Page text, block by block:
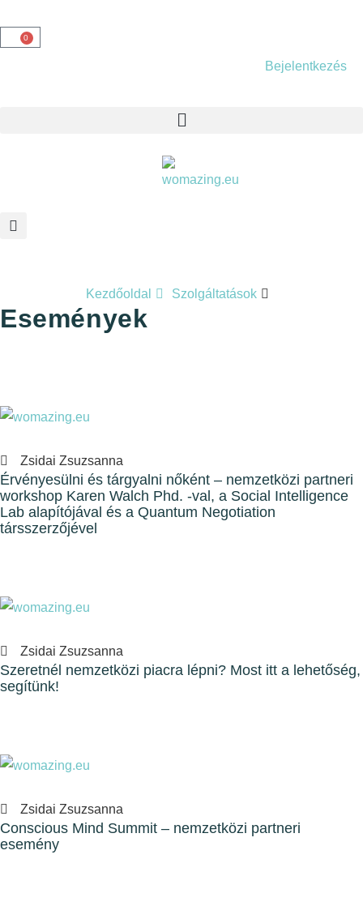
0
Bejelentkezés
Kezdőoldal Szolgáltatások
Események
Zsidai Zsuzsanna
Érvényesülni és tárgyalni nőként – nemzetközi partneri
workshop Karen Walch Phd. -val, a Social Intelligence
Lab alapítójával és a Quantum Negotiation
társszerzőjével
Zsidai Zsuzsanna
Szeretnél nemzetközi piacra lépni? Most itt a lehetőség,
segítünk!
Zsidai Zsuzsanna
Conscious Mind Summit – nemzetközi partneri
esemény